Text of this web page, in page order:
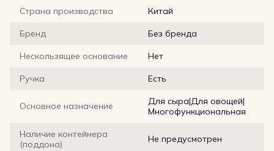
Страна производства Китай
Бренд Без бренда
Нескользящее основание Нет
Ручка Есть
Основное назначение
Для сыра|Для овощей|
Многофункциональная
Наличие контейнера
(поддона)
Не предусмотрен